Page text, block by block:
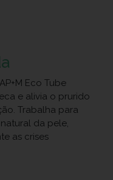
Eco Tube
e alivia o prurido
Trabalha para
da pele,
as crises